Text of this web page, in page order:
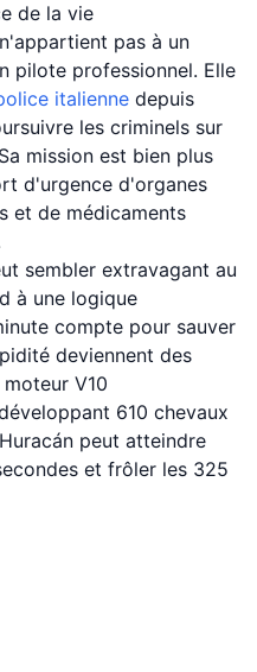
de la vie
pas à un
pilote professionnel. Elle
italienne depuis
les criminels sur
mission est bien plus
d'urgence d'organes
et de médicaments
sembler extravagant au
à une logique
compte pour sauver
deviennent des
V10
610 chevaux
peut atteindre
et frôler les 325